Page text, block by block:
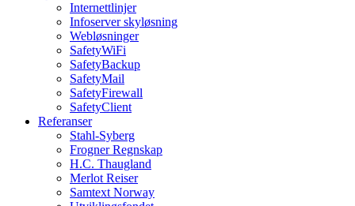
Internettlinjer
Infoserver skyløsning
Webløsninger
SafetyWiFi
SafetyBackup
SafetyMail
SafetyFirewall
SafetyClient
Referanser
Stahl-Syberg
Frogner Regnskap
H.C. Thaugland
Merlot Reiser
Samtext Norway